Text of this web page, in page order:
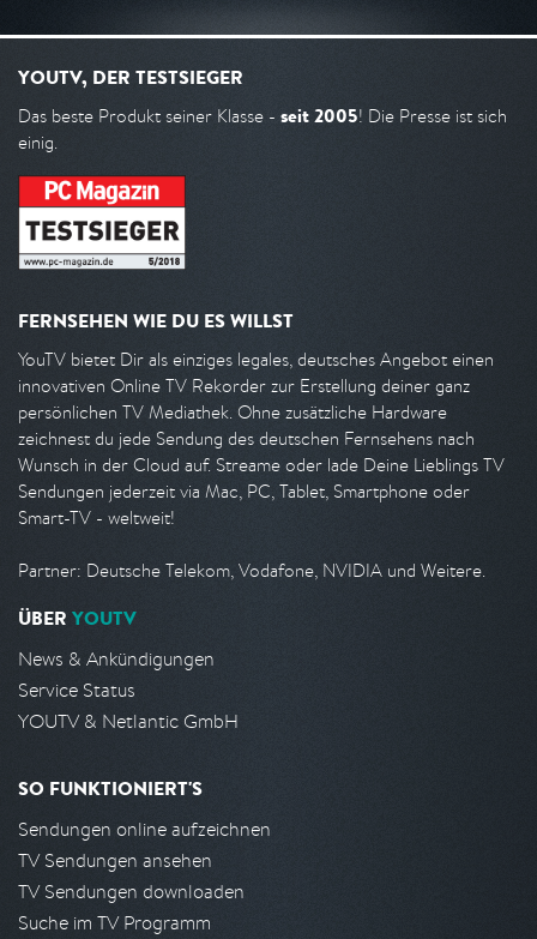
YOUTV, DER TESTSIEGER
Das beste Produkt seiner Klasse - seit 2005! Die Presse ist sich
einig.
FERNSEHEN WIE DU ES WILLST
YouTV bietet Dir als einziges legales, deutsches Angebot einen
innovativen Online TV Rekorder zur Erstellung deiner ganz
persönlichen TV Mediathek. Ohne zusätzliche Hardware
zeichnest du jede Sendung des deutschen Fernsehens nach
Wunsch in der Cloud auf. Streame oder lade Deine Lieblings TV
Sendungen jederzeit via Mac, PC, Tablet, Smartphone oder
Smart-TV - weltweit!
Partner: Deutsche Telekom, Vodafone, NVIDIA und Weitere.
ÜBER YOUTV
News & Ankündigungen
Service Status
YOUTV & Netlantic GmbH
SO FUNKTIONIERT'S
Sendungen online aufzeichnen
TV Sendungen ansehen
TV Sendungen downloaden
Suche im TV Programm